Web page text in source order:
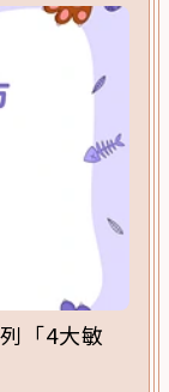
「4大敏